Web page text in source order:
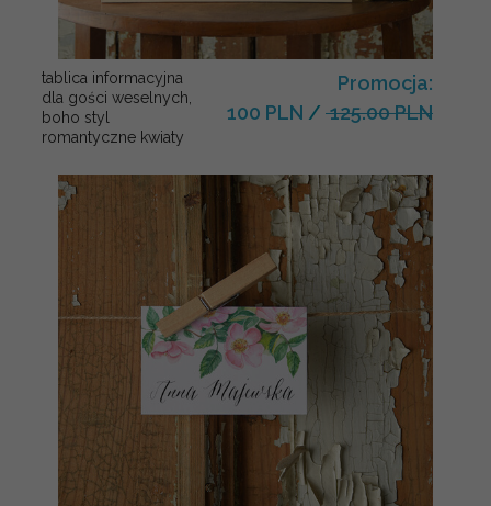
tablica informacyjna
dla gości weselnych,
boho styl
romantyczne kwiaty
Promocja:
100 PLN / 125.00 PLN